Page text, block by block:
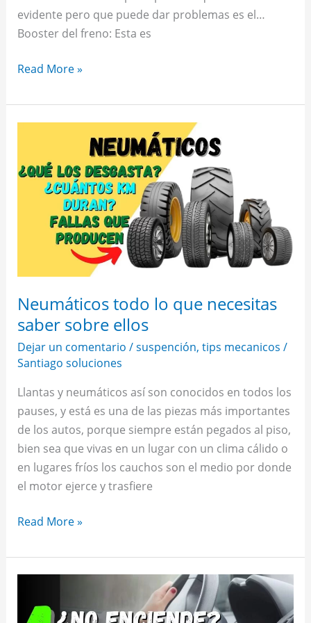
evidente pero que puede dar problemas es el…
Booster del freno: Esta es
Read More »
Neumáticos todo lo que necesitas
saber sobre ellos
Dejar un comentario /suspención,tips mecanicos /
Santiago soluciones
Llantas y neumáticos así son conocidos en todos los
pauses, y está es una de las piezas más importantes
de los autos, porque siempre están pegados al piso,
bien sea que vivas en un lugar con un clima cálido o
en lugares fríos los cauchos son el medio por donde
el motor ejerce y trasfiere
lo
necesitas
Read More »